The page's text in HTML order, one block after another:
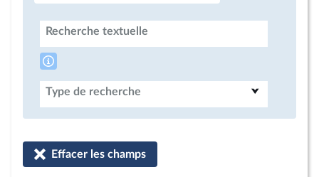
Recherche textuelle
Type de recherche
Effacer les champs